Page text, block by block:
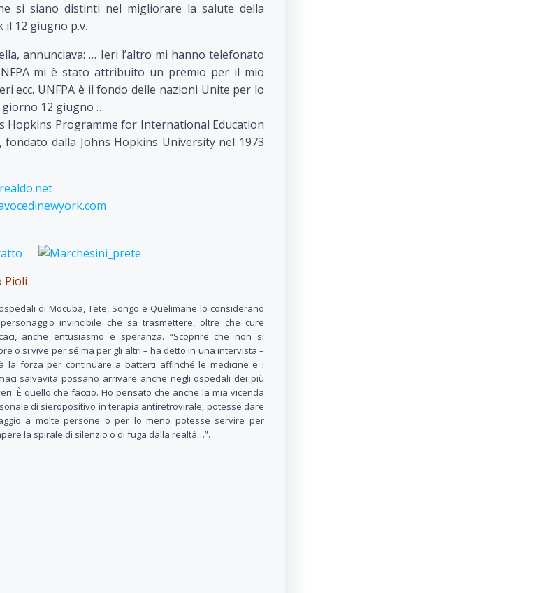
si siano distinti nel migliorare la salute della
il 12 giugno p.v.
annunciava: … Ieri l’altro mi hanno telefonato
mi è stato attribuito un premio per il mio
ecc. UNFPA è il fondo delle nazioni Unite per lo
12 giugno …
Hopkins Programme for International Education
dalla Johns Hopkins University nel 1973
Pioli
di Mocuba, Tete, Songo e Quelimane lo considerano
invincibile che sa trasmettere, oltre che cure
anche entusiasmo e speranza. “Scoprire che non si
o si vive per sé ma per gli altri – ha detto in una intervista –
la forza per continuare a batterti affinché le medicine e i
salvavita possano arrivare anche negli ospedali dei più
È quello che faccio. Ho pensato che anche la mia vicenda
di sieropositivo in terapia antiretrovirale, potesse dare
a molte persone o per lo meno potesse servire per
la spirale di silenzio o di fuga dalla realtà…”.